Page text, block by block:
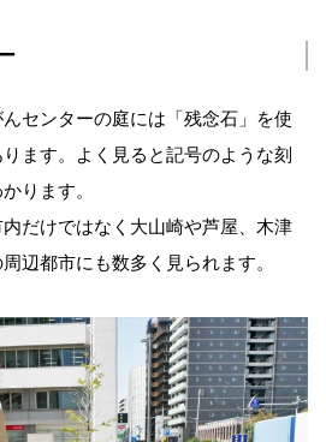
センターの庭には「残念石」を使
ます。よく見ると記号のような刻
ります。
だけではなく大山崎や芦屋、木津
辺都市にも数多く見られます。